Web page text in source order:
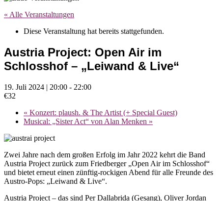
« Alle Veranstaltungen
Diese Veranstaltung hat bereits stattgefunden.
Austria Project: Open Air im
Schlosshof – „Leiwand & Live“
19. Juli 2024 | 20:00 - 22:00
€32
« Konzert: plaush. & The Artist (+ Special Guest)
Musical: „Sister Act“ von Alan Menken »
Zwei Jahre nach dem großen Erfolg im Jahr 2022 kehrt die Band
Austria Project zurück zum Friedberger „Open Air im Schlosshof“
und bietet erneut einen zünftig-rockigen Abend für alle Freunde des
Austro-Pops: „Leiwand & Live“.
Austria Project – das sind Per Dallabrida (Gesang), Oliver Jordan